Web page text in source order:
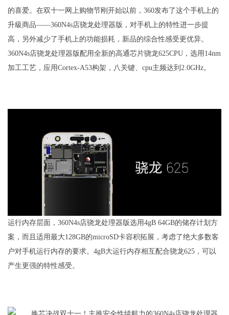
的喜爱。在双十一网上购物节刚开始以前，360发布了这个手机上的
升級商品——360N4s店骁龙处理器版，对手机上的特性进一步提
高，另外减少了手机上的功能损耗，新品的综合性感受更优异。
360N4s店骁龙处理器版配用全新的高通芯片骁龙625CPU，选用14nm
加工工艺，应用Cortex-A53构架，八关键、cpu主频达到2.0GHz。
运行内存层面，360N4s店骁龙处理器版选用4gB 64GB的储存计划方
案，而且适用最大128GB的microSD卡容积拓展，考虑了绝大多数客
户对手机运行内存的要求。4gB大运行内存相互配合骁龙625，可以
产生更强的特性感受。